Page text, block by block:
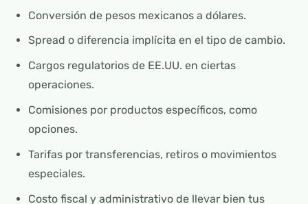
Conversión de pesos mexicanos a dólares.
Spread o diferencia implícita en el tipo de cambio.
Cargos regulatorios de EE.UU. en ciertas
operaciones.
Comisiones por productos específicos, como
opciones.
Tarifas por transferencias, retiros o movimientos
especiales.
Costo fiscal y administrativo de llevar bien tus